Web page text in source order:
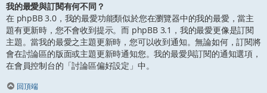
我的最愛與訂閱有何不同？
在 phpBB 3.0，我的最愛功能類似於您在瀏覽器中的我的最愛，當主
題有更新時，您不會收到提示。而 phpBB 3.1，我的最愛更像是訂閱
主題。當我的最愛之主題更新時，您可以收到通知。無論如何，訂閱將
會在討論區的版面或主題更新時通知您。我的最愛與訂閱的通知選項，
在會員控制台的「討論區偏好設定」中。
回頂端